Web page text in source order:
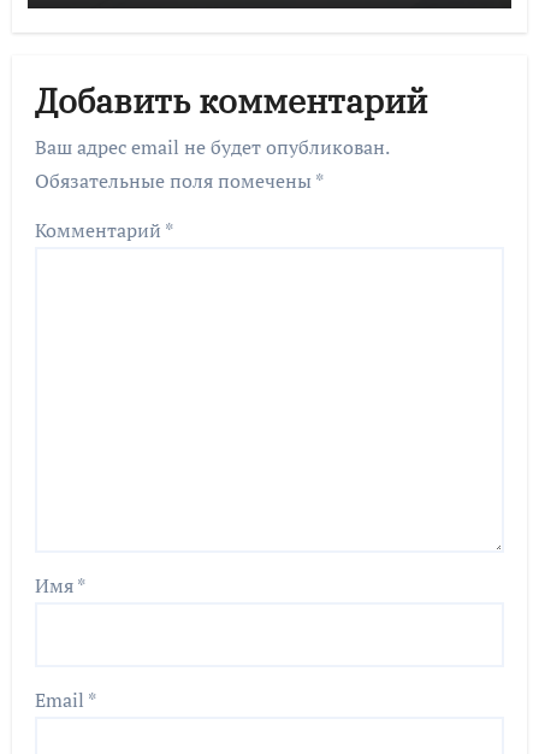
Добавить комментарий
Ваш адрес email не будет опубликован.
Обязательные поля помечены *
Комментарий *
Имя*
Email *